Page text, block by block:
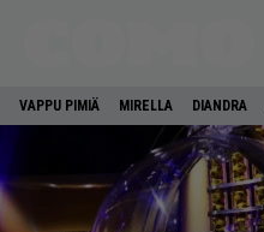
VAPPU PIMIÄ MIRELLA DIANDRA